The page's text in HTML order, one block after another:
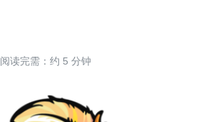
阅读完需：约 5 分钟